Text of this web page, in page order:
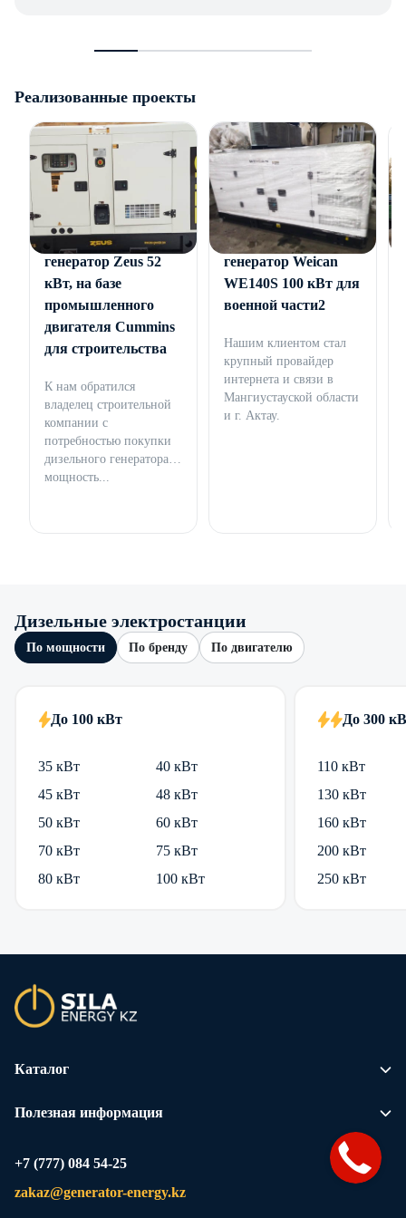
Реализованные проекты
Дизельный
генератор Zeus 52
кВт, на базе
промышленного
двигателя Cummins
для строительства
К нам обратился
владелец строительной
компании с
потребностью покупки
дизельного генератора
мощность...
Дизельный
генератор Weican
WE140S 100 кВт для
военной части2
Нашим клиентом стал
крупный провайдер
интернета и связи в
Мангиустауской области
и г. Актау.
Дизельные электростанции
По мощности По бренду По двигателю
До 100 кВт
35 кВт
40 кВт
45 кВт
48 кВт
50 кВт
60 кВт
70 кВт
75 кВт
80 кВт
100 кВт
До 300
110 кВт
130 кВт
160 кВт
200 кВт
250 кВт
Каталог
Полезная информация
+7 (777) 084 54-25
zakaz@generator-energy.kz